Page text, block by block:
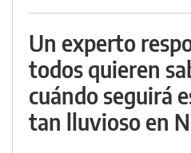
Un experto
todos quieren
cuándo seguirá
tan lluvioso en